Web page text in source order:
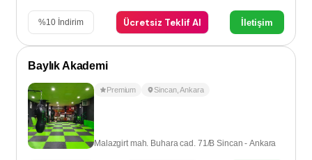
%10 İndirim Ücretsiz Teklif Al İletişim
Baylık Akademi
Premium Sincan,Ankara
Malazgirt mah. Buhara cad. 71/B Sincan - Ankara